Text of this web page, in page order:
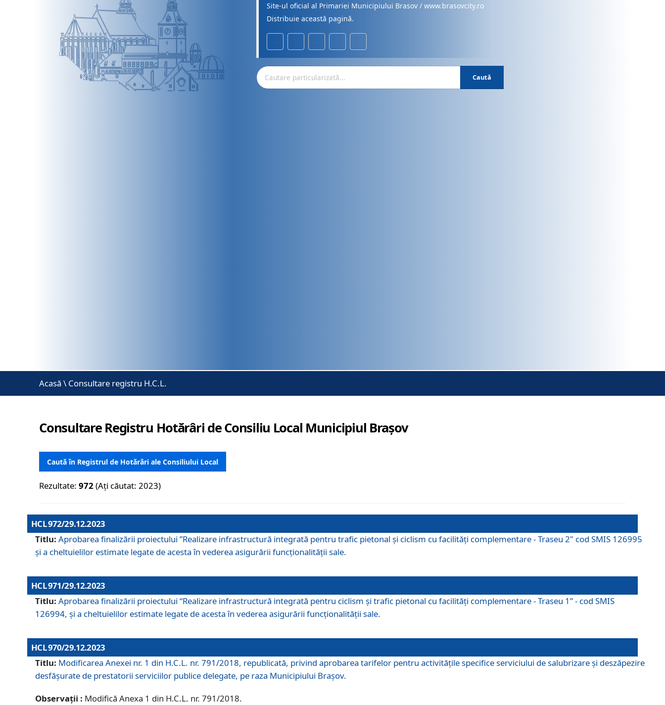
Site-ul oficial al Primariei Municipiului Brasov / www.brasovcity.ro
Distribuie această pagină.
Caută
Acasă \ Consultare registru H.C.L.
Consultare Registru Hotărâri de Consiliu Local Municipiul Brașov
Caută în Registrul de Hotărâri ale Consiliului Local
Rezultate:972 (Ați căutat: 2023)
HCL 972/29.12.2023
Titlu: Aprobarea finalizării proiectului ”Realizare infrastructură integrată pentru trafic pietonal și ciclism cu facilități complementare - Traseu 2" cod SMIS 126995
și a cheltuielilor estimate legate de acesta în vederea asigurării funcționalității sale.
HCL 971/29.12.2023
Titlu: Aprobarea finalizării proiectului “Realizare infrastructură integrată pentru ciclism şi trafic pietonal cu facilităţi complementare - Traseu 1” - cod SMIS
126994, și a cheltuielilor estimate legate de acesta în vederea asigurării funcționalității sale.
HCL 970/29.12.2023
Titlu: Modificarea Anexei nr. 1 din H.C.L. nr. 791/2018, republicată, privind aprobarea tarifelor pentru activitățile specifice serviciului de salubrizare și deszăpezire
desfășurate de prestatorii serviciilor publice delegate, pe raza Municipiului Brașov.
Observații : Modifică Anexa 1 din H.C.L. nr. 791/2018.